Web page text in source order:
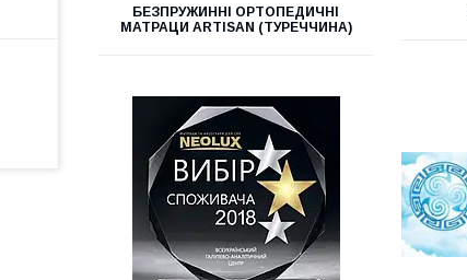
БЕЗПРУЖИННІ ОРТОПЕДИЧНІ
МАТРАЦИ ARTISAN (ТУРЕЧЧИНА)